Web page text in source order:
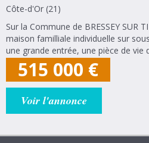
Côte-d'Or (21)
Sur la Commune de BRESSEY SUR
maison familliale individuelle sur
une grande entrée, une pièce de vie
équipée séparée, dégagement, 5
parentales (avec salles de...
515 000 €
Voir l'annonce